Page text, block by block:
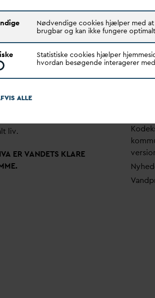
V
taler
liv.
VA ERVANDETS KLARE
Find
V
Nødvendige cookies hjælper med
brugbar og kan ikke fungere
Statistiske cookies hjælper
hvordan besøgende interagerer
ALLE